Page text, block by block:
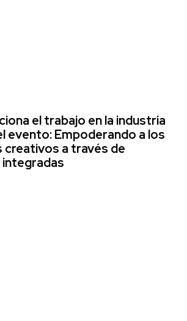
el trabajo en la industria
evento: Empoderando a los
creativos a través de